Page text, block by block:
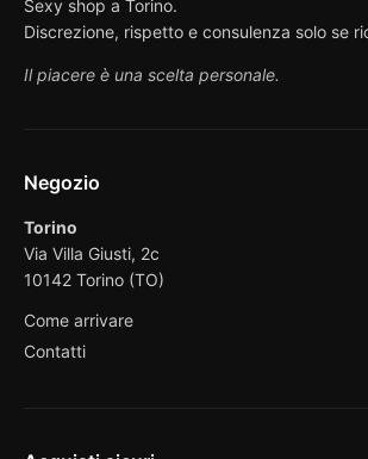
Sexy shop a Torino.
Discrezione, rispetto e consulenza solo se
Il piacere è una scelta personale.
Negozio
Torino
Via Villa Giusti, 2c
10142 Torino (TO)
Come arrivare
Contatti